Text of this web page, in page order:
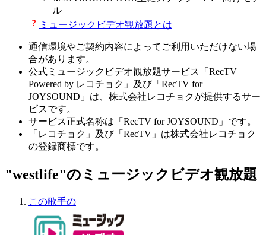
ル
ミュージックビデオ観放題とは
通信環境やご契約内容によってご利用いただけない場
合があります。
公式ミュージックビデオ観放題サービス「RecTV
Powered by レコチョク」及び「RecTV for
JOYSOUND」は、株式会社レコチョクが提供するサー
ビスです。
サービス正式名称は「RecTV for JOYSOUND」です。
「レコチョク」及び「RecTV」は株式会社レコチョク
の登録商標です。
"westlife"のミュージックビデオ観放題
この歌手の